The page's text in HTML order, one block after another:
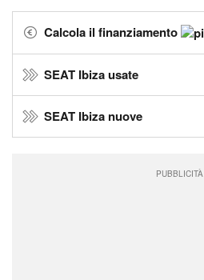
Calcola il finanziamento
SEAT Ibiza usate
SEAT Ibiza nuove
PUBBLICITÀ